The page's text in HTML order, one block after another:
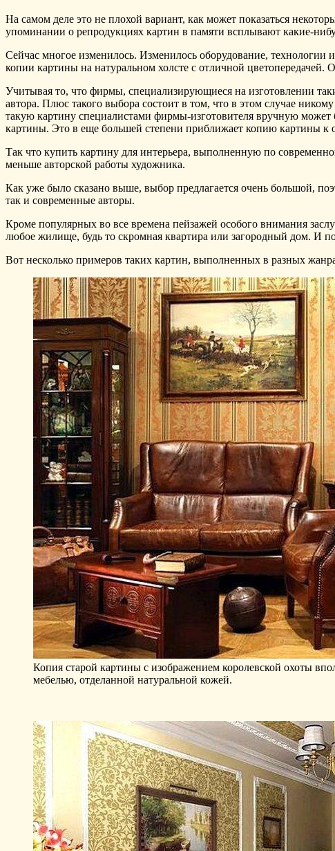
На самом деле это не плохой вариант, как может показаться
упоминании о репродукциях картин в памяти всплывают какие-
Сейчас многое изменилось. Изменилось оборудование, технологии
копии картины на натуральном холсте с отличной
Учитывая то, что фирмы, специализирующиеся на изготовлении
автора. Плюс такого выбора состоит в том, что в этом случае
такую картину специалистами фирмы-изготовителя вручную
картины. Это в еще большей степени приближает копию картины к
Так что купить картину для интерьера, выполненную по
меньше авторской работы художника.
Как уже было сказано выше, выбор предлагается очень большой,
так и современные авторы.
Кроме популярных во все времена пейзажей особого внимания
любое жилище, будь то скромная квартира или загородный дом. И
Вот несколько примеров таких картин, выполненных в разных
Копия старой картины с изображением королевской охоты
мебелью, отделанной натуральной кожей.